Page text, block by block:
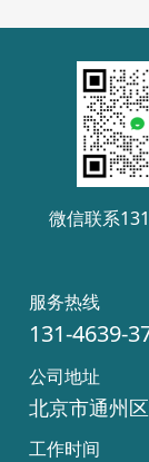
微信联系
服务热线
131-4639-
公司地址
北京市通州
工作时间